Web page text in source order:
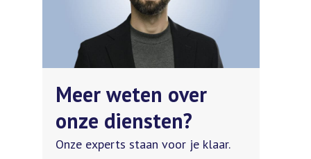
Meer weten over
onze diensten?
Onze experts staan voor je klaar.